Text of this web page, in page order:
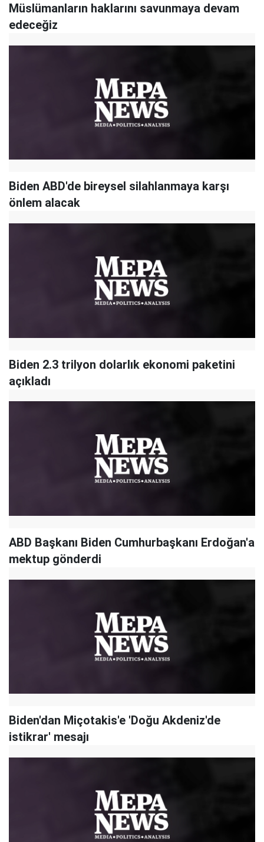
Müslümanların haklarını savunmaya devam
edeceğiz
Biden ABD'de bireysel silahlanmaya karşı
önlem alacak
Biden 2.3 trilyon dolarlık ekonomi paketini
açıkladı
ABD Başkanı Biden Cumhurbaşkanı Erdoğan'a
mektup gönderdi
Biden'dan Miçotakis'e 'Doğu Akdeniz'de
istikrar' mesajı